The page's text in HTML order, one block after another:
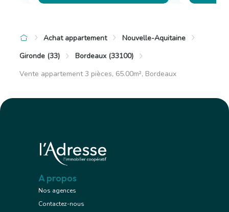
Achat appartement
Nouvelle-Aquitaine
Gironde (33)
Bordeaux (33100)
Vente appartement 3 pièces, 65.00m², Bordeaux
A propos
Nos agences
Contactez-nous